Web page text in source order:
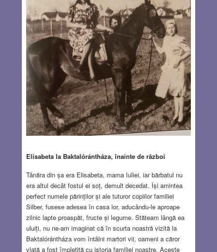
Elisabeta la Baktalórántháza, înainte de război
Tânăra din șa era Elisabeta, mama Iuliei, iar bărbatul nu
era altul decât fostul ei soț, demult decedat. Își amintea
perfect numele părinților și ale tuturor copiilor familiei
Silber, fusese adesea în casa lor, aducându-le aproape
zilnic lapte proaspăt, fructe și legume. Stăteam lângă ea
uluiți, nu ne-am imaginat că în scurta noastră vizită la
Baktalórántháza vom întâlni martori vii, oameni a căror
viață a fost împletită cu istoria familiei noastre. Aceste